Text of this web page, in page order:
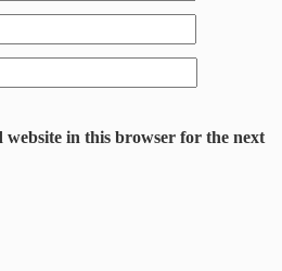
website in this browser for the next